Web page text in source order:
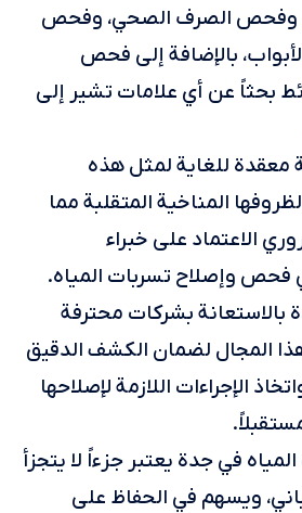
وفحص الصرف الصحي، وفحص
بالإضافة إلى فحص
بحثاً عن أي علامات تشير إلى
معقدة للغاية لمثل هذه
المناخية المتقلبة مما
الاعتماد على خبراء
وإصلاح تسربات المياه.
بالاستعانة بشركات محترفة
المجال لضمان الكشف الدقيق
الإجراءات اللازمة لإصلاحها
في جدة يعتبر جزءاً لا يتجزأ
ويسهم في الحفاظ على